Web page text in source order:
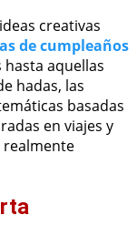
creativas
de cumpleaños
aquellas
hadas, las
basadas
en viajes y
realmente